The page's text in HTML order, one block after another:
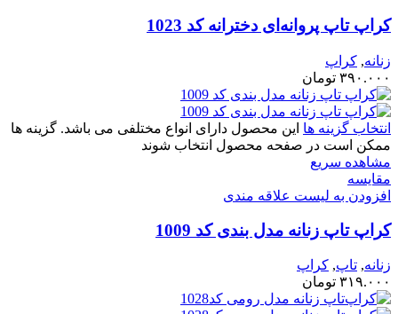
کراپ تاپ پروانه‌ای دخترانه کد 1023
زنانه, کراپ
۳۹۰.۰۰۰ تومان
انتخاب گزینه ها این محصول دارای انواع مختلفی می باشد. گزینه ها
ممکن است در صفحه محصول انتخاب شوند
مشاهده سریع
مقایسه
افزودن به لیست علاقه مندی
کراپ تاپ زنانه مدل بندی کد 1009
زنانه, تاپ, کراپ
۳۱۹.۰۰۰ تومان